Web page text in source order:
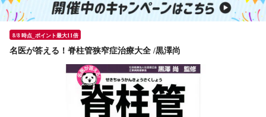
8/8 時点_ポイント最大11倍
名医が答える！脊柱管狭窄症治療大全 /黒澤尚